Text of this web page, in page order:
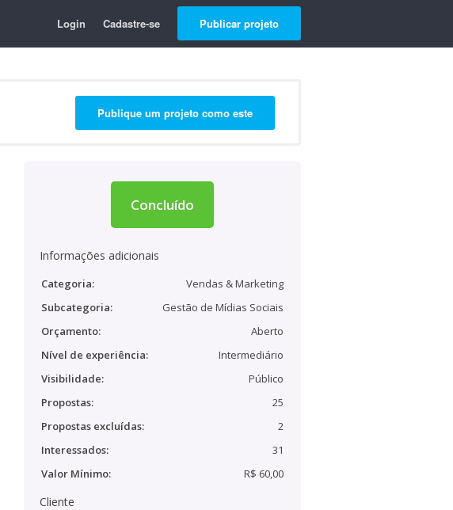
Login Cadastre-se Publicar projeto
Publique um projeto como este
Concluído
Informações adicionais
Categoria:
Vendas & Marketing
Subcategoria:
Gestão de Mídias Sociais
Orçamento:
Aberto
Nível de experiência:
Intermediário
Visibilidade:
Público
Propostas:
25
Propostas excluídas:
2
Interessados:
31
Valor Mínimo:
R$ 60,00
Cliente